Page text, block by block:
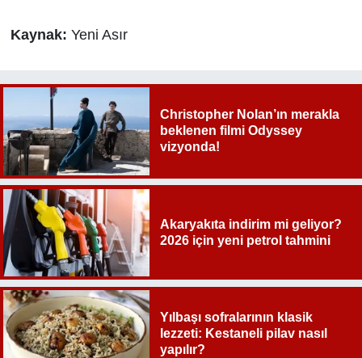
Kaynak: Yeni Asır
Christopher Nolan’ın merakla
beklenen filmi Odyssey
vizyonda!
Akaryakıta indirim mi geliyor?
2026 için yeni petrol tahmini
Yılbaşı sofralarının klasik
lezzeti: Kestaneli pilav nasıl
yapılır?